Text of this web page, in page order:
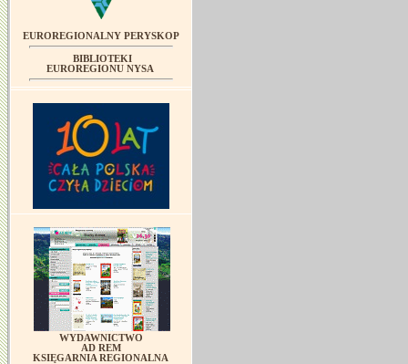
EUROREGIONALNY PERYSKOP
BIBLIOTEKI
EUROREGIONU NYSA
WYDAWNICTWO
AD REM
KSIĘGARNIA REGIONALNA